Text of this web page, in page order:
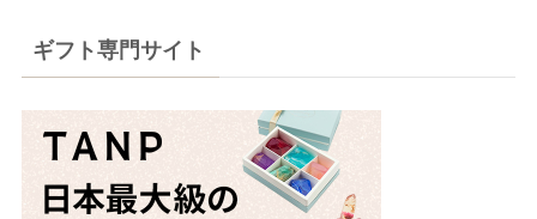
ギフト専門サイト